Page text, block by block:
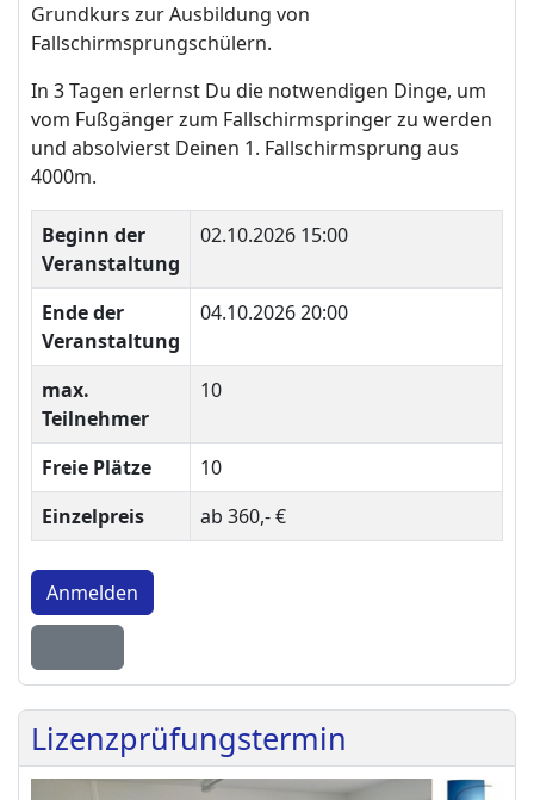
Grundkurs zur Ausbildung von
Fallschirmsprungschülern.
In 3 Tagen erlernst Du die notwendigen Dinge, um
vom Fußgänger zum Fallschirmspringer zu werden
und absolvierst Deinen 1. Fallschirmsprung aus
4000m.
Beginn der
Veranstaltung
02.10.2026 15:00
Ende der
Veranstaltung
04.10.2026 20:00
max.
Teilnehmer
10
Freie Plätze
10
Einzelpreis
ab 360,- €
Anmelden
Lizenzprüfungstermin